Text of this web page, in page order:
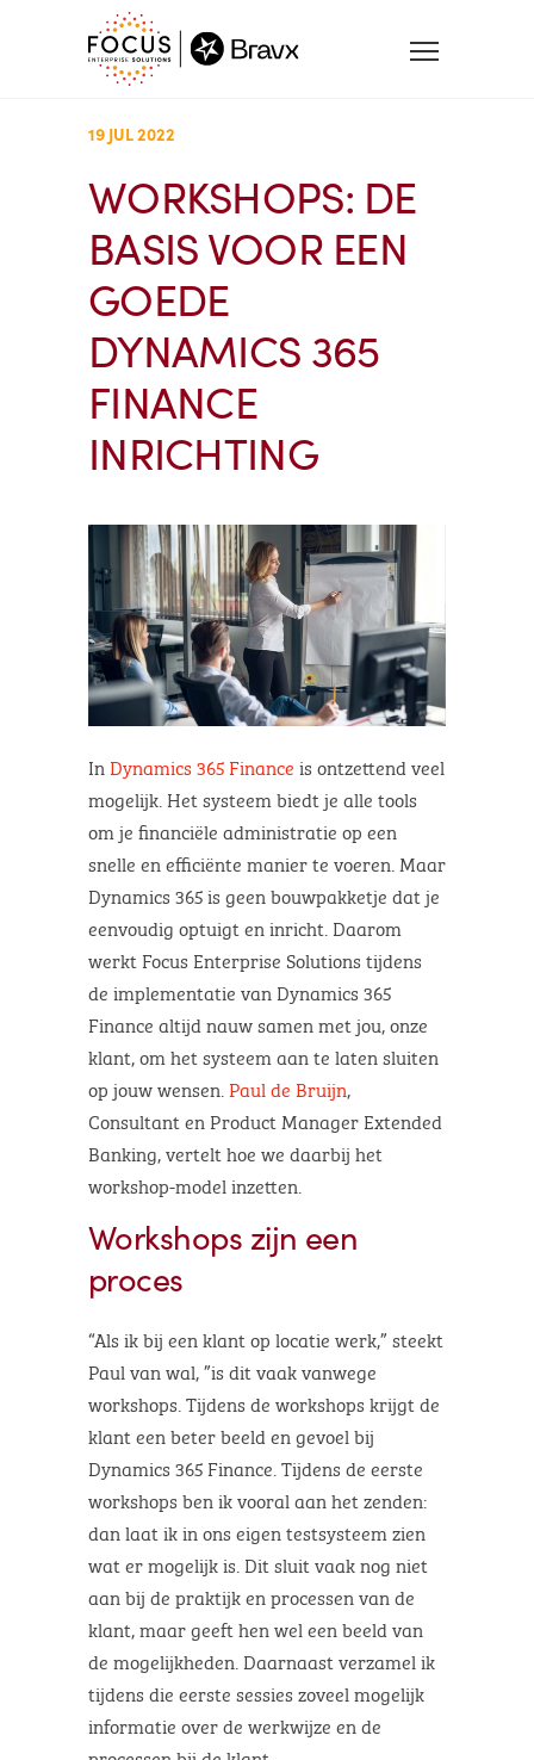
19 JUL 2022
WORKSHOPS: DE
BASIS VOOR EEN
GOEDE
DYNAMICS 365
FINANCE
INRICHTING
In Dynamics 365 Finance is ontzettend veel
mogelijk. Het systeem biedt je alle tools
om je financiële administratie op een
snelle en efficiënte manier te voeren. Maar
Dynamics 365 is geen bouwpakketje dat je
eenvoudig optuigt en inricht. Daarom
werkt Focus Enterprise Solutions tijdens
de implementatie van Dynamics 365
Finance altijd nauw samen met jou, onze
klant, om het systeem aan te laten sluiten
op jouw wensen. Paul de Bruijn,
Consultant en Product Manager Extended
Banking, vertelt hoe we daarbij het
workshop-model inzetten.
Workshops zijn een
proces
“Als ik bij een klant op locatie werk,” steekt
Paul van wal, ”is dit vaak vanwege
workshops. Tijdens de workshops krijgt de
klant een beter beeld en gevoel bij
Dynamics 365 Finance. Tijdens de eerste
workshops ben ik vooral aan het zenden:
dan laat ik in ons eigen testsysteem zien
wat er mogelijk is. Dit sluit vaak nog niet
aan bij de praktijk en processen van de
klant, maar geeft hen wel een beeld van
de mogelijkheden. Daarnaast verzamel ik
tijdens die eerste sessies zoveel mogelijk
informatie over de werkwijze en de